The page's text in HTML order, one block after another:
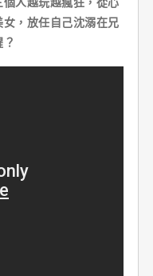
，放任自己沈溺在兄